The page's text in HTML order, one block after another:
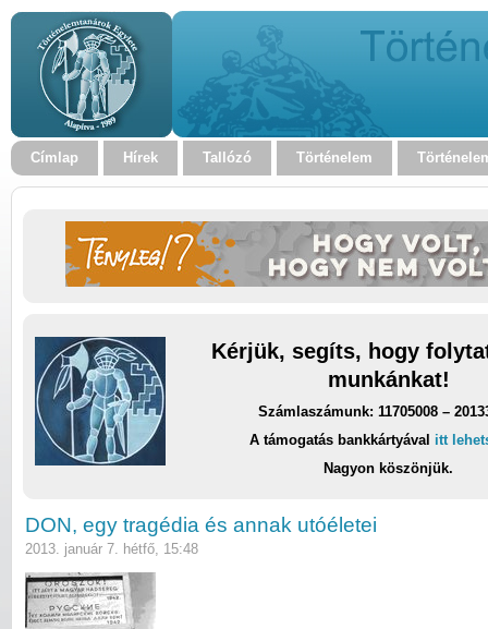
Címlap Hírek Tallózó Történelem
Kérjük, segíts, hogy
munkánkat!
Számlaszámunk: 11705008 –
A támogatás bankkártyával itt
Nagyon köszönjük.
DON, egy tragédia és annak utóéletei
2013. január 7. hétfő, 15:48